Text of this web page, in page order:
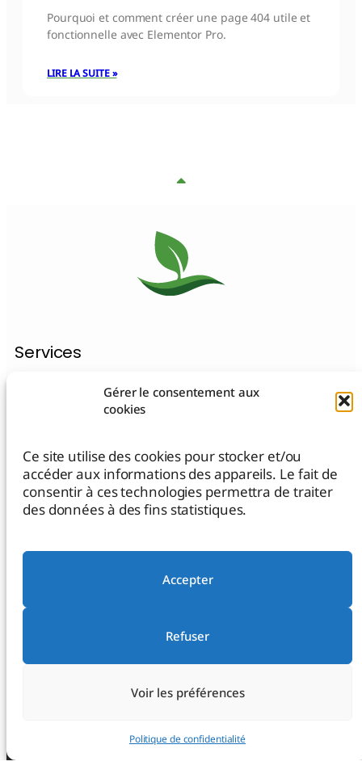
Gérer le consentement aux
cookies
Ce site utilise des cookies pour stocker et/ou
accéder aux informations des appareils. Le fait de
consentir à ces technologies permettra de traiter
des données à des fins statistiques.
Accepter
Refuser
Voir les préférences
Politique de confidentialité
Pourquoi et comment créer une page 404 utile et
fonctionnelle avec Elementor Pro.
LIRE LA SUITE »
Services
Création de site Internet WordPress
Maintenance de site WordPress
Migration de site Internet
Bénévolat de compétences